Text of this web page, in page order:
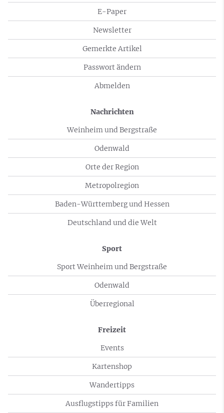
E-Paper
Newsletter
Gemerkte Artikel
Passwort ändern
Abmelden
Nachrichten
Weinheim und Bergstraße
Odenwald
Orte der Region
Metropolregion
Baden-Württemberg und Hessen
Deutschland und die Welt
Sport
Sport Weinheim und Bergstraße
Odenwald
Überregional
Freizeit
Events
Kartenshop
Wandertipps
Ausflugstipps für Familien